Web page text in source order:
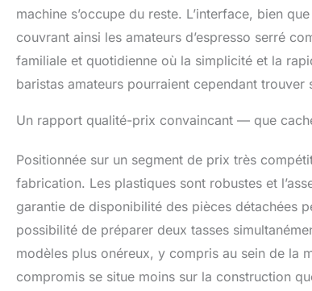
machine s’occupe du reste. L’interface, bien
couvrant ainsi les amateurs d’espresso serré
familiale et quotidienne où la simplicité et la
baristas amateurs pourraient cependant
Un rapport qualité-prix convaincant — que
Positionnée sur un segment de prix très
fabrication. Les plastiques sont robustes et
garantie de disponibilité des pièces détachées
possibilité de préparer deux tasses
modèles plus onéreux, y compris au sein de la
compromis se situe moins sur la construction